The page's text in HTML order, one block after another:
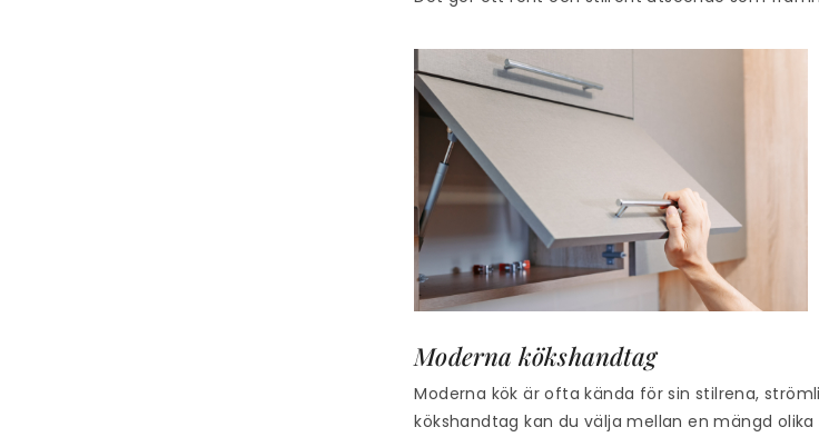
Moderna kökshandtag
Moderna kök är ofta kända för sin stilrena,
kökshandtag kan du välja mellan en mängd